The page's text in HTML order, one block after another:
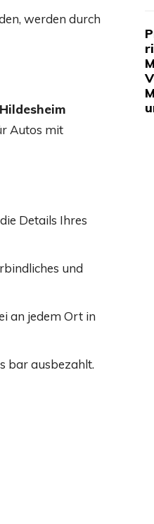
werden durch
Autos mit
Details Ihres
und
an jedem Ort in
bar ausbezahlt.